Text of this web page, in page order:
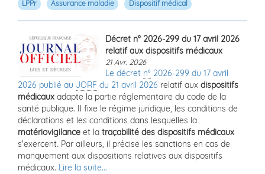
LPPr Assurance maladie Dispositif médical
Décret n° 2026-299 du 17 avril 2026
relatif aux dispositifs médicaux
21 Avr. 2026
Le décret n°2026-299 du 17 avril
2026 publié au JORF du 21 avril 2026 relatif aux dispositifs
médicaux adapte la partie réglementaire du code de la
santé publique. Il fixe le régime juridique, les conditions de
déclarations et les conditions dans lesquelles la
matériovigilance et la traçabilité des dispositifs médicaux
s'exercent. Par ailleurs, il précise les sanctions en cas de
manquement aux dispositions relatives aux dispositifs
médicaux. Lire la suite...